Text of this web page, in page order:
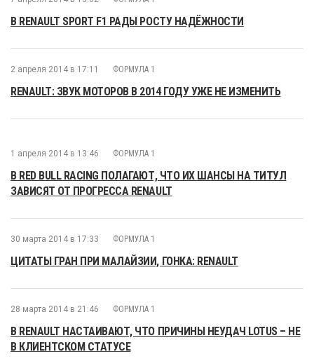
В RENAULT SPORT F1 РАДЫ РОСТУ НАДЁЖНОСТИ
2 апреля 2014 в 17:11 ФОРМУЛА 1
RENAULT: ЗВУК МОТОРОВ В 2014 ГОДУ УЖЕ НЕ ИЗМЕНИТЬ
1 апреля 2014 в 13:46 ФОРМУЛА 1
В RED BULL RACING ПОЛАГАЮТ, ЧТО ИХ ШАНСЫ НА ТИТУЛ
ЗАВИСЯТ ОТ ПРОГРЕССА RENAULT
30 марта 2014 в 17:33 ФОРМУЛА 1
ЦИТАТЫ ГРАН ПРИ МАЛАЙЗИИ, ГОНКА: RENAULT
28 марта 2014 в 21:46 ФОРМУЛА 1
В RENAULT НАСТАИВАЮТ, ЧТО ПРИЧИНЫ НЕУДАЧ LOTUS – НЕ
В КЛИЕНТСКОМ СТАТУСЕ